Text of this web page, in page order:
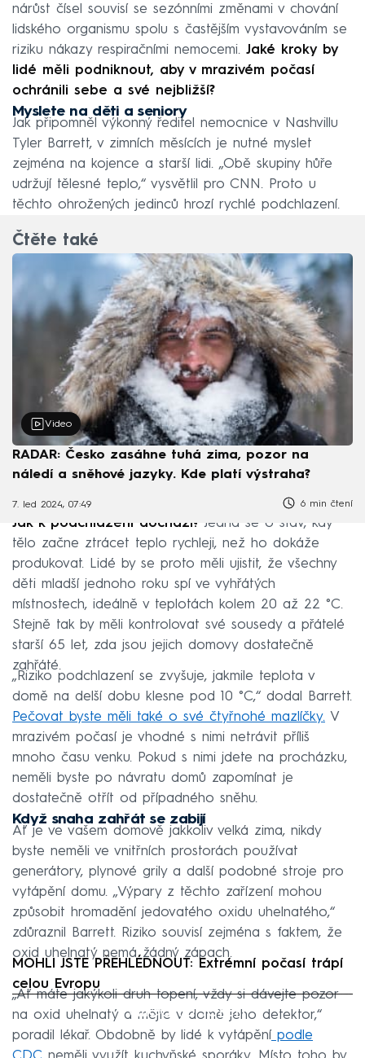
nárůst čísel souvisí se sezónními změnami v chování
lidského organismu spolu s častějším vystavováním se
riziku nákazy respiračními nemocemi. Jaké kroky by
lidé měli podniknout, aby v mrazivém počasí
ochránili sebe a své nejbližší?
Myslete na děti a seniory
Jak připomněl výkonný ředitel nemocnice v Nashvillu
Tyler Barrett, v zimních měsících je nutné myslet
zejména na kojence a starší lidi. „Obě skupiny hůře
udržují tělesné teplo,“ vysvětlil pro CNN. Proto u
těchto ohrožených jedinců hrozí rychlé podchlazení.
Čtěte také
Video
RADAR: Česko zasáhne tuhá zima, pozor na
náledí a sněhové jazyky. Kde platí výstraha?
7. led 2024, 07:49 6 min čtení
Jak k podchlazení dochází? Jedná se o stav, kdy
tělo začne ztrácet teplo rychleji, než ho dokáže
produkovat. Lidé by se proto měli ujistit, že všechny
děti mladší jednoho roku spí ve vyhřátých
místnostech, ideálně v teplotách kolem 20 až 22 °C.
Stejně tak by měli kontrolovat své sousedy a přátelé
starší 65 let, zda jsou jejich domovy dostatečně
zahřáté.
„Riziko podchlazení se zvyšuje, jakmile teplota v
domě na delší dobu klesne pod 10 °C,“ dodal Barrett.
Pečovat byste měli také o své čtyřnohé mazlíčky. V
mrazivém počasí je vhodné s nimi netrávit příliš
mnoho času venku. Pokud s nimi jdete na procházku,
neměli byste po návratu domů zapomínat je
dostatečně otřít od případného sněhu.
Když snaha zahřát se zabijí
Ať je ve vašem domově jakkoliv velká zima, nikdy
byste neměli ve vnitřních prostorách používat
generátory, plynové grily a další podobné stroje pro
vytápění domu. „Výpary z těchto zařízení mohou
způsobit hromadění jedovatého oxidu uhelnatého,“
zdůraznil Barrett. Riziko souvisí zejména s faktem, že
oxid uhelnatý nemá žádný zápach.
MOHLI JSTE PŘEHLÉDNOUT: Extrémní počasí trápí
celou Evropu
Failed to fetch
„Ať máte jakýkoli druh topení, vždy si dávejte pozor
na oxid uhelnatý a mějte v domě jeho detektor,“
poradil lékař. Obdobně by lidé k vytápění podle